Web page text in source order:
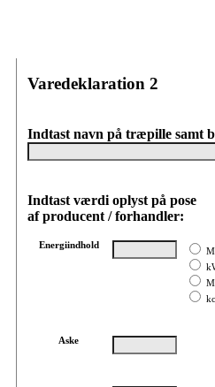
Varedeklaration 2
Indtast navn på træpille samt
Indtast værdi oplyst på pose
af producent / forhandler:
Energiindhold
Aske